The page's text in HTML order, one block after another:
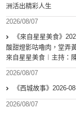
洲活出精彩人生
2026/08/07
《來自星星美食》
酸甜燈影咕嚕肉，堂弄
來自星星美食︱主持：
2026/08/07
《西城故事》2026-
2026/08/07